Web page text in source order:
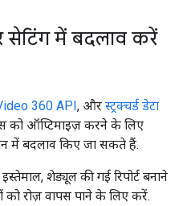
सेटिंग में बदलाव करें
360 API, और स्ट्रक्चर्ड डेटा
को ऑप्टिमाइज़ करने के लिए
में बदलाव किए जा सकते हैं.
शेड्यूल की गई रिपोर्ट बनाने
रोज़ वापस पाने के लिए करें.